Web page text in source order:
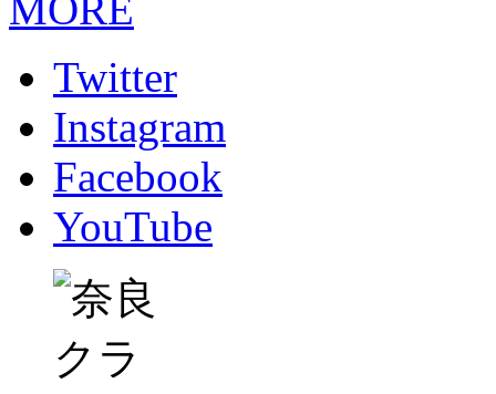
Twitter
Instagram
Facebook
YouTube